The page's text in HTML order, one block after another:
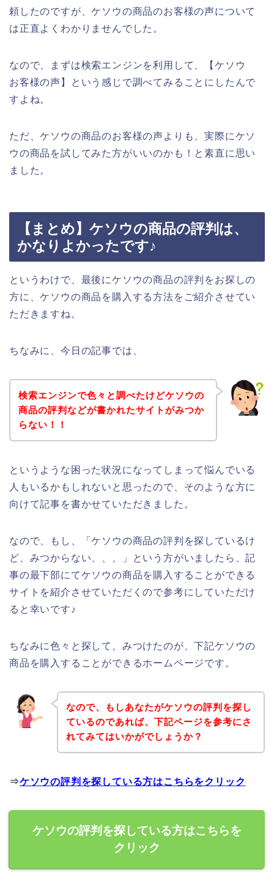
頼したのですが、ケソウの商品のお客様の声について
は正直よくわかりませんでした。
なので、まずは検索エンジンを利用して、【ケソウ
お客様の声】という感じで調べてみることにしたんで
すよね。
ただ、ケソウの商品のお客様の声よりも、実際にケソ
ウの商品を試してみた方がいいのかも！と素直に思い
ました。
【まとめ】ケソウの商品の評判は、
かなりよかったです♪
というわけで、最後にケソウの商品の評判をお探しの
方に、ケソウの商品を購入する方法をご紹介させてい
ただきますね。
ちなみに、今日の記事では、
検索エンジンで色々と調べたけどケソウの
商品の評判などが書かれたサイトがみつか
らない！！
というような困った状況になってしまって悩んでいる
人もいるかもしれないと思ったので、そのような方に
向けて記事を書かせていただきました。
なので、もし、「ケソウの商品の評判を探しているけ
ど、みつからない、、、」という方がいましたら、記
事の最下部にてケソウの商品を購入することができる
サイトを紹介させていただくので参考にしていただけ
ると幸いです♪
ちなみに色々と探して、みつけたのが、下記ケソウの
商品を購入することができるホームページです。
なので、もしあなたがケソウの評判を探し
ているのであれば、下記ページを参考にさ
れてみてはいかがでしょうか？
⇒ケソウの評判を探している方はこちらをクリック
ケソウの評判を探している方はこちらを
クリック